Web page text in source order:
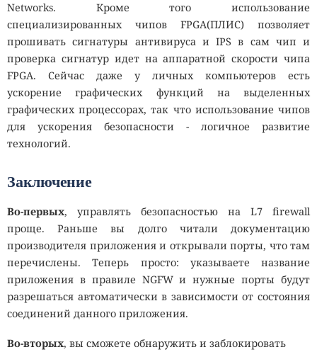
Networks. Кроме того использование
специализированных чипов FPGA(ПЛИС) позволяет
прошивать сигнатуры антивируса и IPS в сам чип и
проверка сигнатур идет на аппаратной скорости чипа
FPGA. Сейчас даже у личных компьютеров есть
ускорение графических функций на выделенных
графических процессорах, так что использование чипов
для ускорения безопасности - логичное развитие
технологий.
Заключение
Во-первых, управлять безопасностью на L7 firewall
проще. Раньше вы долго читали документацию
производителя приложения и открывали порты, что там
перечислены. Теперь просто: указываете название
приложения в правиле NGFW и нужные порты будут
разрешаться автоматически в зависимости от состояния
соединений данного приложения.
Во-вторых, вы сможете обнаружить и заблокировать